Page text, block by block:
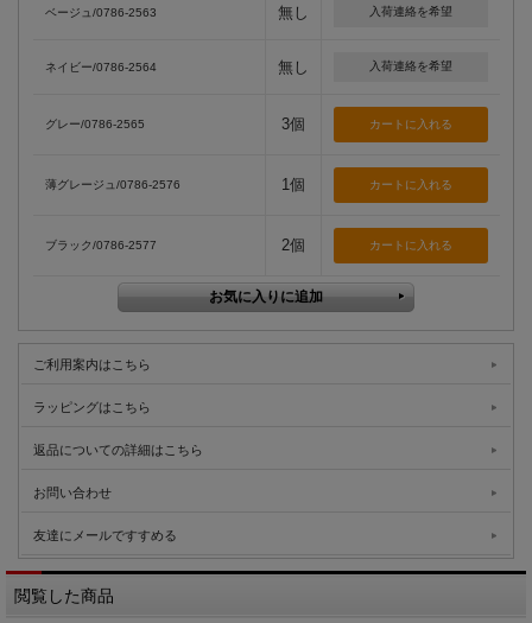
ベージュ/0786-2563 無し 入荷連絡を希望
ネイビー/0786-2564 無し 入荷連絡を希望
グレー/0786-2565 3個
薄グレージュ/0786-2576 1個
ブラック/0786-2577 2個
ご利用案内はこちら
ラッピングはこちら
返品についての詳細はこちら
お問い合わせ
友達にメールですすめる
閲覧した商品